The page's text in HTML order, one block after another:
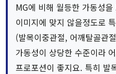
MG에 비해 월등한 가동성
이미지에 맞지 않을정도로
(발목이중관절, 어깨탈골관
가동성이 상당한 수준이라
프로포션이 좋지요. 특히 발